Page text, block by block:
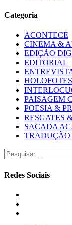
Categoria
ACONTECE
CINEMA &
EDIÇÃO
EDITORIAL
HOLOFOTES
PAISAGEM
POESIA &
RESGATES
SACADA
Pesquisar
por:
Redes Sociais